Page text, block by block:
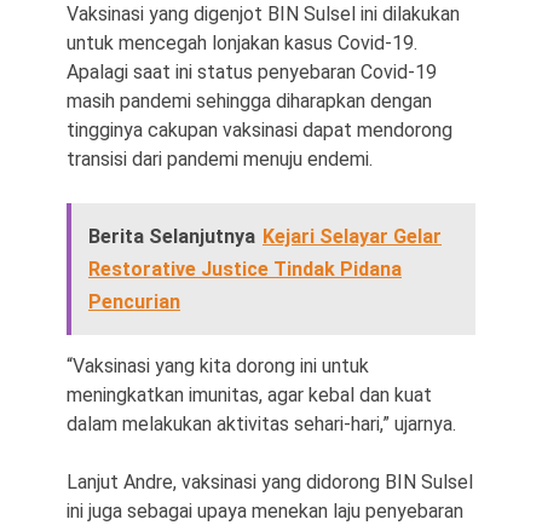
Vaksinasi yang digenjot BIN Sulsel ini dilakukan
untuk mencegah lonjakan kasus Covid-19.
Apalagi saat ini status penyebaran Covid-19
masih pandemi sehingga diharapkan dengan
tingginya cakupan vaksinasi dapat mendorong
transisi dari pandemi menuju endemi.
Berita Selanjutnya Kejari Selayar Gelar
Restorative Justice Tindak Pidana
Pencurian
“Vaksinasi yang kita dorong ini untuk
meningkatkan imunitas, agar kebal dan kuat
dalam melakukan aktivitas sehari-hari,” ujarnya.
Lanjut Andre, vaksinasi yang didorong BIN Sulsel
ini juga sebagai upaya menekan laju penyebaran